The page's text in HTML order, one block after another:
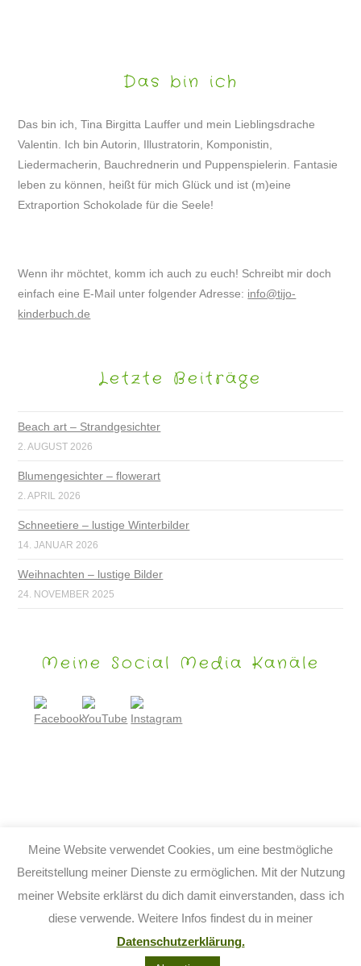
Das bin ich
Das bin ich, Tina Birgitta Lauffer und mein Lieblingsdrache
Valentin. Ich bin Autorin, Illustratorin, Komponistin,
Liedermacherin, Bauchrednerin und Puppenspielerin. Fantasie
leben zu können, heißt für mich Glück und ist (m)eine
Extraportion Schokolade für die Seele!
Wenn ihr möchtet, komm ich auch zu euch! Schreibt mir doch
einfach eine E-Mail unter folgender Adresse: info@tijo-
kinderbuch.de
Letzte Beiträge
Beach art – Strandgesichter
2. AUGUST 2026
Blumengesichter – flowerart
2. APRIL 2026
Schneetiere – lustige Winterbilder
14. JANUAR 2026
Weihnachten – lustige Bilder
24. NOVEMBER 2025
Meine Social Media Kanäle
Meine Website verwendet Cookies, um eine bestmögliche
Bereitstellung meiner Dienste zu ermöglichen. Mit der Nutzung
meiner Website erklärst du dich damit einverstanden, dass ich
diese verwende. Weitere Infos findest du in meiner
Datenschutzerklärung.